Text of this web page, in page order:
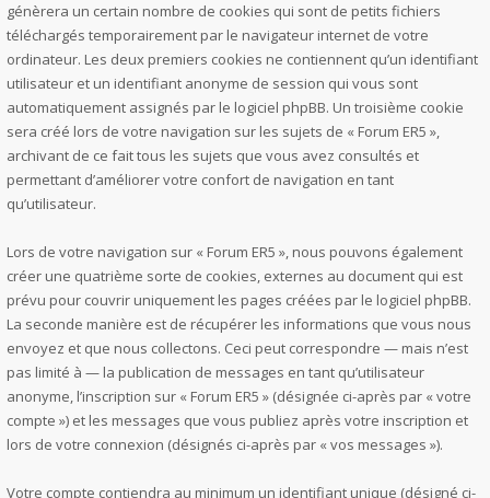
génèrera un certain nombre de cookies qui sont de petits fichiers
téléchargés temporairement par le navigateur internet de votre
ordinateur. Les deux premiers cookies ne contiennent qu’un identifiant
utilisateur et un identifiant anonyme de session qui vous sont
automatiquement assignés par le logiciel phpBB. Un troisième cookie
sera créé lors de votre navigation sur les sujets de « Forum ER5 »,
archivant de ce fait tous les sujets que vous avez consultés et
permettant d’améliorer votre confort de navigation en tant
qu’utilisateur.
Lors de votre navigation sur « Forum ER5 », nous pouvons également
créer une quatrième sorte de cookies, externes au document qui est
prévu pour couvrir uniquement les pages créées par le logiciel phpBB.
La seconde manière est de récupérer les informations que vous nous
envoyez et que nous collectons. Ceci peut correspondre — mais n’est
pas limité à — la publication de messages en tant qu’utilisateur
anonyme, l’inscription sur « Forum ER5 » (désignée ci-après par « votre
compte ») et les messages que vous publiez après votre inscription et
lors de votre connexion (désignés ci-après par « vos messages »).
Votre compte contiendra au minimum un identifiant unique (désigné ci-